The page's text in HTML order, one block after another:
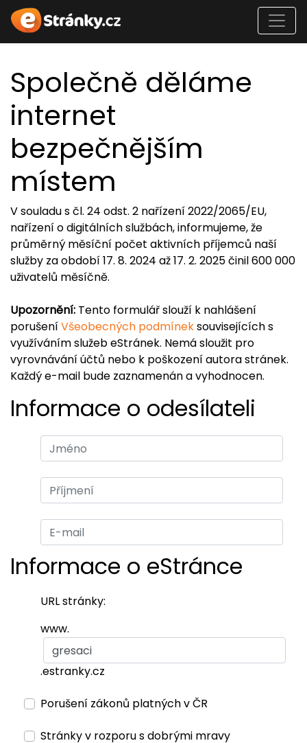
Společně děláme
internet
bezpečnějším
místem
V souladu s čl. 24 odst. 2 nařízení 2022/2065/EU,
nařízení o digitálních službách, informujeme, že
průměrný měsíční počet aktivních příjemců naší
služby za období 17. 8. 2024 až 17. 2. 2025 činil 600 000
uživatelů měsíčně.
Upozornění: Tento formulář slouží k nahlášení
porušeníVšeobecných podmíneksouvisejících s
využíváním služeb eStránek. Nemá sloužit pro
vyrovnávání účtů nebo k poškození autora stránek.
Každý e-mail bude zaznamenán a vyhodnocen.
Informace o odesílateli
Informace o eStránce
URL stránky:
www.
.estranky.cz
Porušení zákonů platných v ČR
Stránky v rozporu s dobrými mravy